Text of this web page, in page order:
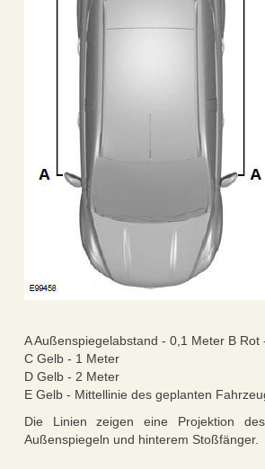
A Außenspiegelabstand - 0,1 Meter B Rot
C Gelb - 1 Meter
D Gelb - 2 Meter
E Gelb - Mittellinie des geplanten
Die Linien zeigen eine Projektion
Außenspiegeln und hinterem Stoßfänger.